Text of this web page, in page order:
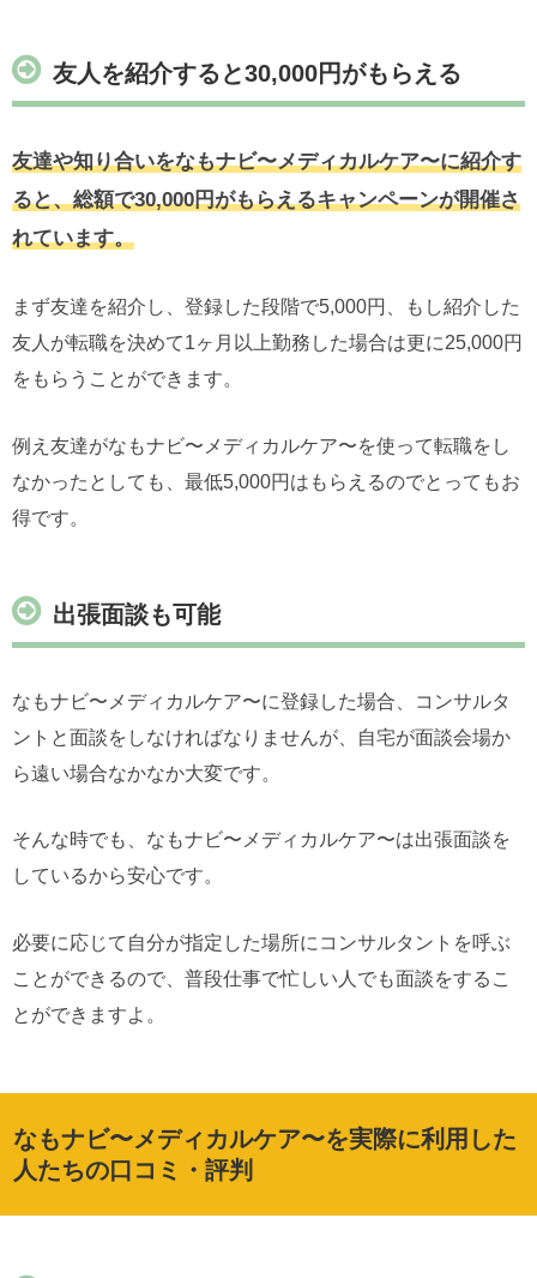
友人を紹介すると30,000円がもらえる
友達や知り合いをなもナビ〜メディカルケア〜に紹介す
ると、総額で30,000円がもらえるキャンペーンが開催さ
れています。
まず友達を紹介し、登録した段階で5,000円、もし紹介した
友人が転職を決めて1ヶ月以上勤務した場合は更に25,000円
をもらうことができます。
例え友達がなもナビ〜メディカルケア〜を使って転職をし
なかったとしても、最低5,000円はもらえるのでとってもお
得です。
出張面談も可能
なもナビ〜メディカルケア〜に登録した場合、コンサルタ
ントと面談をしなければなりませんが、自宅が面談会場か
ら遠い場合なかなか大変です。
そんな時でも、なもナビ〜メディカルケア〜は出張面談を
しているから安心です。
必要に応じて自分が指定した場所にコンサルタントを呼ぶ
ことができるので、普段仕事で忙しい人でも面談をするこ
とができますよ。
なもナビ〜メディカルケア〜を実際に利用した
人たちの口コミ・評判